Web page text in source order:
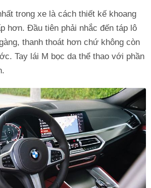
trong xe là cách thiết kế khoang
hơn. Đầu tiên phải nhắc đến táp lô
thanh thoát hơn chứ không còn
Tay lái M bọc da thể thao với phần